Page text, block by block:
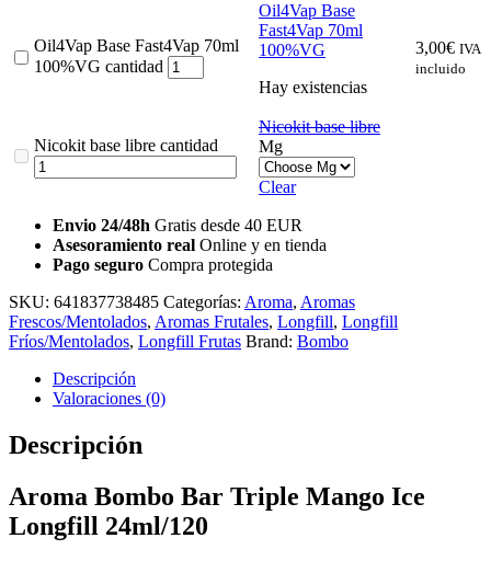
Oil4Vap Base Fast4Vap 70ml
100%VG cantidad
Oil4Vap Base
Fast4Vap 70ml
100%VG
Hay existencias
3,00€ IVA
incluido
Nicokit base libre cantidad
Nicokit base libre
Mg
Clear
Envio 24/48h Gratis desde 40 EUR
Asesoramiento real Online y en tienda
Pago seguro Compra protegida
SKU: 641837738485 Categorías: Aroma, Aromas
Frescos/Mentolados, Aromas Frutales, Longfill, Longfill
Fríos/Mentolados, Longfill Frutas Brand: Bombo
Descripción
Valoraciones (0)
Descripción
Aroma Bombo Bar Triple Mango Ice
Longfill 24ml/120